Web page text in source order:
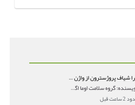
چرا شیاف پروژسترون از واژن بیرون می‌ریزد؟ میزان جذب و زمان صحیح مصرف
نویسنده: گروه سلامت اوما اگر بعد از گذاشتن شیاف پر
قبل